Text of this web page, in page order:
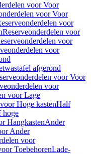
voor Voor
voor Voor
voor
Reserveonderdelen voor
voor
voor
afgerond
voor Voor
voor
voor Lage
Hoge kastenHalf
hoge
HangkastenAnder
Ander
voor
ToebehorenLade-